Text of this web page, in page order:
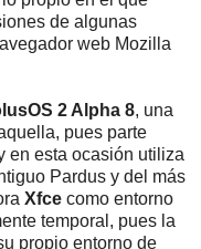
de algunas
web Mozilla
2 Alpha 8, una
pues parte
en esta ocasión utiliza
Pardus y del más
Xfce como entorno
temporal, pues la
propio entorno de